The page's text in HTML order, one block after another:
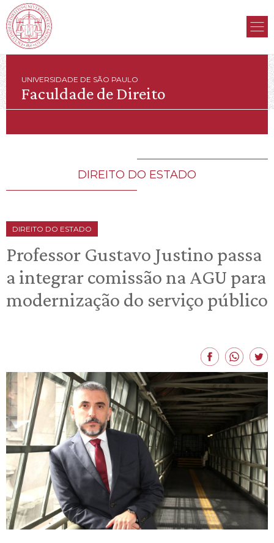
UNIVERSIDADE DE SÃO PAULO
Faculdade de Direito
DIREITO DO ESTADO
DIREITO DO ESTADO
Professor Gustavo Justino passa
a integrar comissão na AGU para
modernização do serviço público